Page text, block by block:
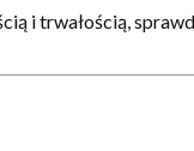
i trwałością,